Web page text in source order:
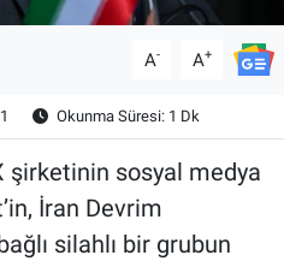
A- A+
1 Okunma Süresi: 1 Dk
şirketinin sosyal medya
İran Devrim
silahlı bir grubun